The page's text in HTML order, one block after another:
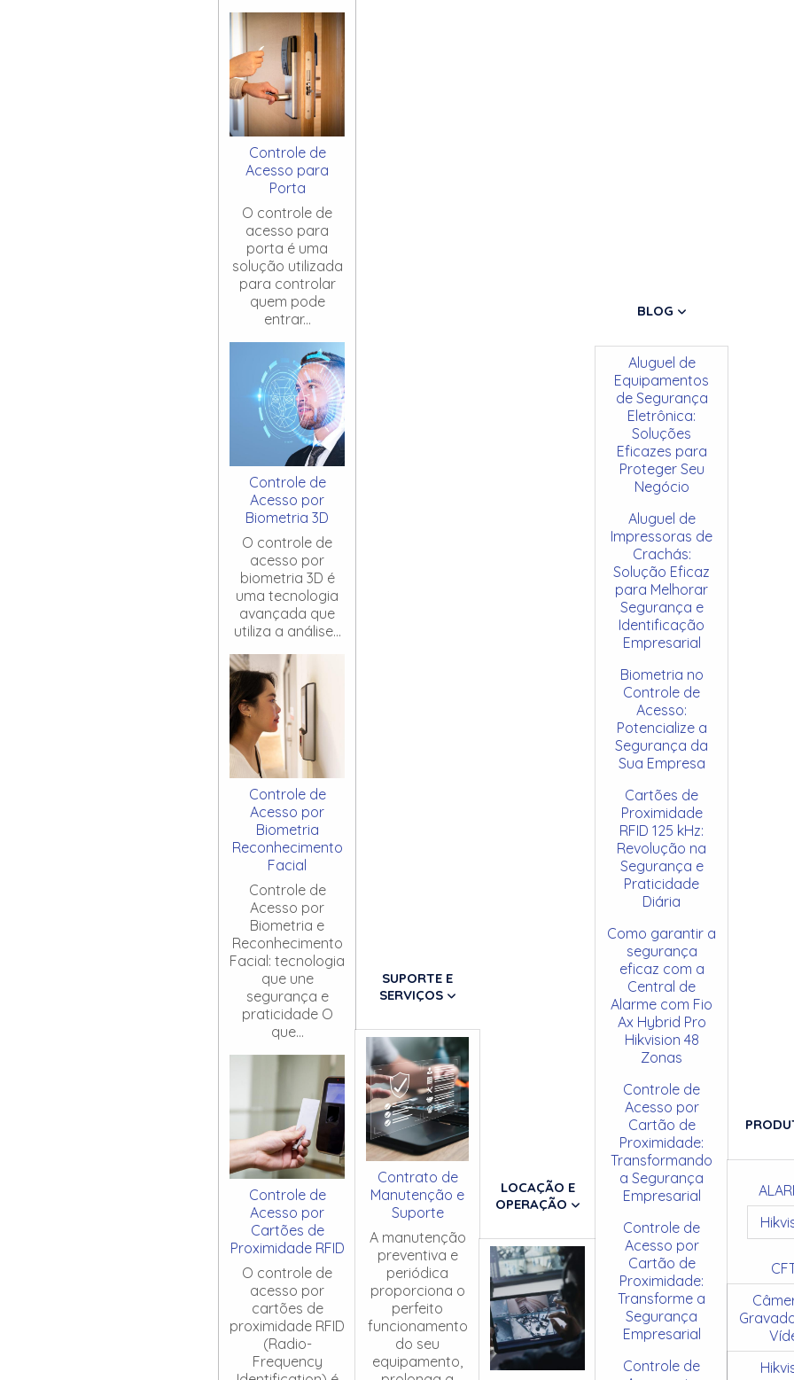
Controle de
Acesso para
Porta
O controle de
acesso para
porta é uma
solução utilizada
para controlar
quem pode
entrar...
Controle de
Acesso por
Biometria 3D
O controle de
acesso por
biometria 3D é
uma tecnologia
avançada que
utiliza a análise...
Controle de
Acesso por
Biometria
Reconhecimento
Facial
Controle de
Acesso por
Biometria e
Reconhecimento
Facial: tecnologia
que une
segurança e
praticidade O
que...
Controle de
Acesso por
Cartões de
Proximidade RFID
O controle de
acesso por
cartões de
proximidade RFID
(Radio-
Frequency
SUPORTE E
SERVIÇOS
Contrato de
Manutenção e
Suporte
A manutenção
preventiva e
periódica
proporciona o
perfeito
funcionamento
do seu
equipamento,
LOCAÇÃO E
OPERAÇÃO
BLOG
Aluguel de
Equipamentos
de Segurança
Eletrônica:
Soluções
Eficazes para
Proteger Seu
Negócio
Aluguel de
Impressoras de
Crachás:
Solução Eficaz
para Melhorar
Segurança e
Identificação
Empresarial
Biometria no
Controle de
Acesso:
Potencialize a
Segurança da
Sua Empresa
Cartões de
Proximidade
RFID 125 kHz:
Revolução na
Segurança e
Praticidade
Diária
Como garantir a
segurança
eficaz com a
Central de
Alarme com Fio
Ax Hybrid Pro
Hikvision 48
Zonas
Controle de
Acesso por
Cartão de
Proximidade:
Transformando
a Segurança
Empresarial
Controle de
Acesso por
Cartão de
Proximidade:
Transforme a
Segurança
Empresarial
Controle de